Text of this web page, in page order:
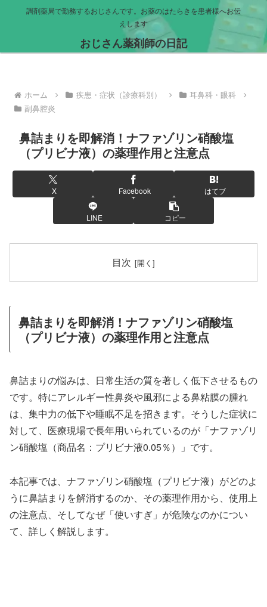
調剤薬局で勤務するおじさんです。お薬のはたらきを患者様へお伝
えします
おじさん薬剤師の日記
ホーム 疾患・症状（診療科別）
耳鼻科・眼科
副鼻腔炎
鼻詰まりを即解消！ナファゾリン硝酸塩
（プリビナ液）の薬理作用と注意点
X Facebook はてブ
LINE コピー
目次
鼻詰まりを即解消！ナファゾリン硝酸塩
（プリビナ液）の薬理作用と注意点
鼻詰まりの悩みは、日常生活の質を著しく低下させるもの
です。特にアレルギー性鼻炎や風邪による鼻粘膜の腫れ
は、集中力の低下や睡眠不足を招きます。そうした症状に
対して、医療現場で長年用いられているのが「ナファゾリ
ン硝酸塩（商品名：プリビナ液0.05％）」です。
本記事では、ナファゾリン硝酸塩（プリビナ液）がどのよ
うに鼻詰まりを解消するのか、その薬理作用から、使用上
の注意点、そしてなぜ「使いすぎ」が危険なのかについ
て、詳しく解説します。